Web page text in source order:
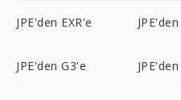
JPE'den EXR'e
JPE'den G3'e